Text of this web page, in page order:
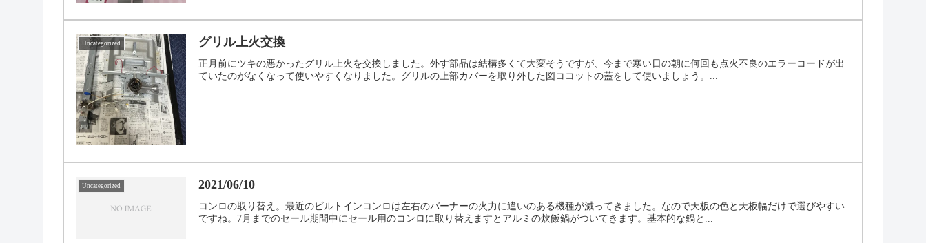
Uncategorized グリル上火交換
正月前にツキの悪かったグリル上火を交換しました。外す部品は結構多くて大変そうですが、今まで寒い日の朝に何回も点火不良のエラーコードが出
ていたのがなくなって使いやすくなりました。グリルの上部カバーを取り外した図ココットの蓋をして使いましょう。...
Uncategorized 2021/06/10
コンロの取り替え。最近のビルトインコンロは左右のバーナーの火力に違いのある機種が減ってきました。なので天板の色と天板幅だけで選びやすい
ですね。7月までのセール期間中にセール用のコンロに取り替えますとアルミの炊飯鍋がついてきます。基本的な鍋と...